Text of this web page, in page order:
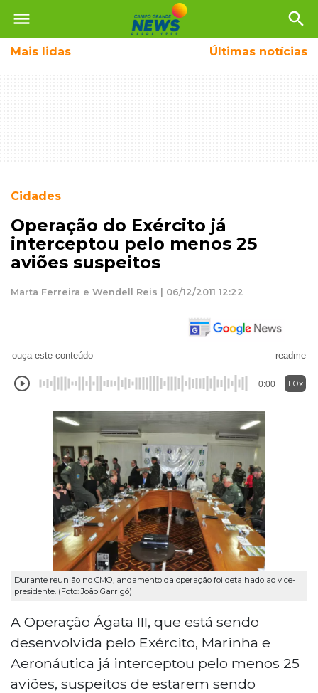
menu search
Mais lidas Últimas notícias
Cidades
Operação do Exército já
interceptou pelo menos 25
aviões suspeitos
Marta Ferreira e Wendell Reis | 06/12/2011 12:22
ouça este conteúdo readme
0:00 1.0x
Durante reunião no CMO, andamento da operação foi detalhado ao vice-
presidente. (Foto: João Garrigó)
A Operação Ágata III, que está sendo
desenvolvida pelo Exército, Marinha e
Aeronáutica já interceptou pelo menos 25
aviões, suspeitos de estarem sendo